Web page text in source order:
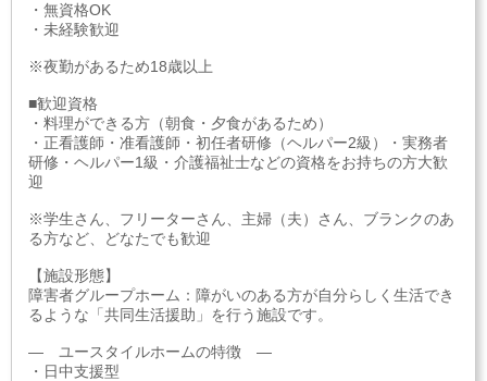
・無資格OK
・未経験歓迎
※夜勤があるため18歳以上
■歓迎資格
・料理ができる方（朝食・夕食があるため）
・正看護師・准看護師・初任者研修（ヘルパー2級）・実務者
研修・ヘルパー1級・介護福祉士などの資格をお持ちの方大歓
迎
※学生さん、フリーターさん、主婦（夫）さん、ブランクのあ
る方など、どなたでも歓迎
【施設形態】
障害者グループホーム：障がいのある方が自分らしく生活でき
るような「共同生活援助」を行う施設です。
― ユースタイルホームの特徴 ―
・日中支援型